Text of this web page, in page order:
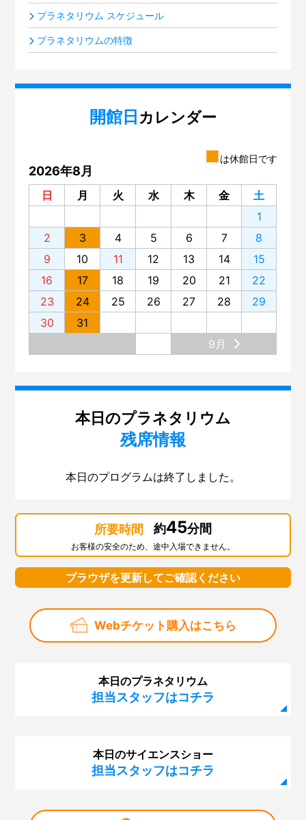
プラネタリウム スケジュール
プラネタリウムの特徴
開館日 カレンダー
■は休館日です
2026年8月
日 月 火 水 木 金
土
1
2
3 4 5 6 7
8
9
10 11 12 13 14
15
16
17 18 19 20 21
22
23
24 25 26 27 28
29
30
31
9月
本日のプラネタリウム
残席情報
本日のプログラムは終了しました。
所要時間 約45分間
お客様の安全のため、途中入場できません。
ブラウザを更新してご確認ください
Webチケット購入はこちら
本日のプラネタリウム
担当スタッフはコチラ
本日のサイエンスショー
担当スタッフはコチラ